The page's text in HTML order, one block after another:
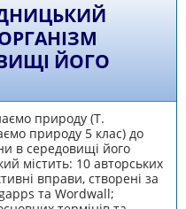
ЙОГО
природу (Т.
природу 5 клас) до
в середовищі його
містить: 10 авторських
вправи, створені за
та Wordwall;